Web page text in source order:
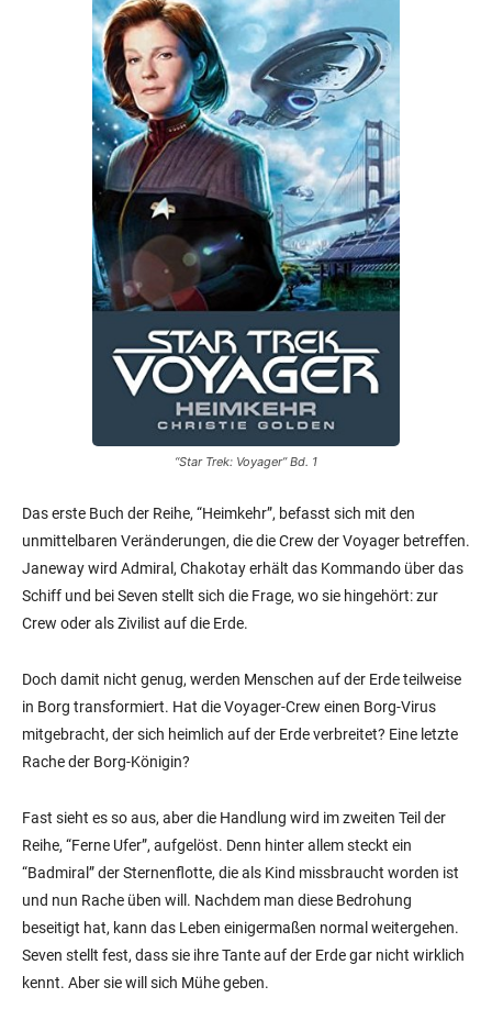
“Star Trek: Voyager” Bd. 1
Das erste Buch der Reihe, “Heimkehr”, befasst sich mit den
unmittelbaren Veränderungen, die die Crew der Voyager betreffen.
Janeway wird Admiral, Chakotay erhält das Kommando über das
Schiff und bei Seven stellt sich die Frage, wo sie hingehört: zur
Crew oder als Zivilist auf die Erde.
Doch damit nicht genug, werden Menschen auf der Erde teilweise
in Borg transformiert. Hat die Voyager-Crew einen Borg-Virus
mitgebracht, der sich heimlich auf der Erde verbreitet? Eine letzte
Rache der Borg-Königin?
Fast sieht es so aus, aber die Handlung wird im zweiten Teil der
Reihe, “Ferne Ufer”, aufgelöst. Denn hinter allem steckt ein
“Badmiral” der Sternenflotte, die als Kind missbraucht worden ist
und nun Rache üben will. Nachdem man diese Bedrohung
beseitigt hat, kann das Leben einigermaßen normal weitergehen.
Seven stellt fest, dass sie ihre Tante auf der Erde gar nicht wirklich
kennt. Aber sie will sich Mühe geben.